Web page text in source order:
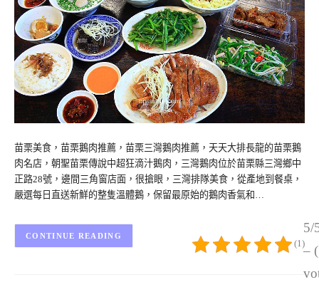
苗栗美食，苗栗鵝肉推薦，苗栗三灣鵝肉推薦，天天大排長龍的苗栗鵝
肉名店，朝聖苗栗傳說中超狂滴汁鵝肉，三灣鵝肉位於苗栗縣三灣鄉中
正路28號，邊間三角窗店面，很搶眼，三灣排隊美食，從產地到餐桌，
嚴選每日直送新鮮的整隻溫體鵝，保留最原始的鵝肉香氣和…
5/
–
(1)
CONTINUE READING